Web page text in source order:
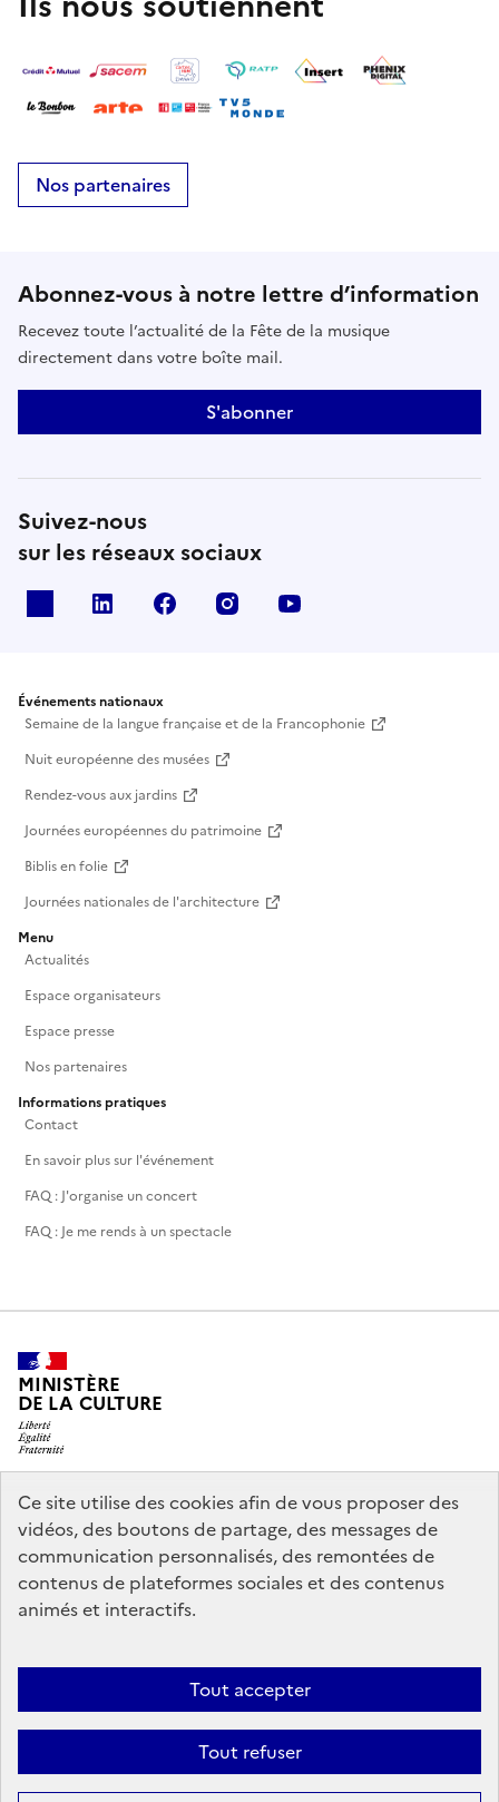
Ce site utilise des cookies afin de vous proposer des
vidéos, des boutons de partage, des messages de
communication personnalisés, des remontées de
contenus de plateformes sociales et des contenus
animés et interactifs.
Tout accepter
Tout refuser
Nos partenaires
Abonnez-vous à notre lettre d’information
Recevez toute l’actualité de la Fête de la musique
directement dans votre boîte mail.
S'abonner
Suivez-nous
sur les réseaux sociaux
Linkedin Facebook Instagram
Événements nationaux
Semaine de la langue française et de la Francophonie
Nuit européenne des musées
Rendez-vous aux jardins
Journées européennes du patrimoine
Biblis en folie
Journées nationales de l'architecture
Menu
Actualités
Espace organisateurs
Espace presse
Nos partenaires
Informations pratiques
Contact
En savoir plus sur l'événement
FAQ : J'organise un concert
FAQ : Je me rends à un spectacle
MINISTÈRE
DE LA CULTURE
legifrance.gouv.fr
info.gouv.fr
service-public.gouv.fr
data.gouv.fr
Accessibilité : partiellement conforme
Politique générale de
Mentions légales
témoins de connexion (cookies)
Crédits